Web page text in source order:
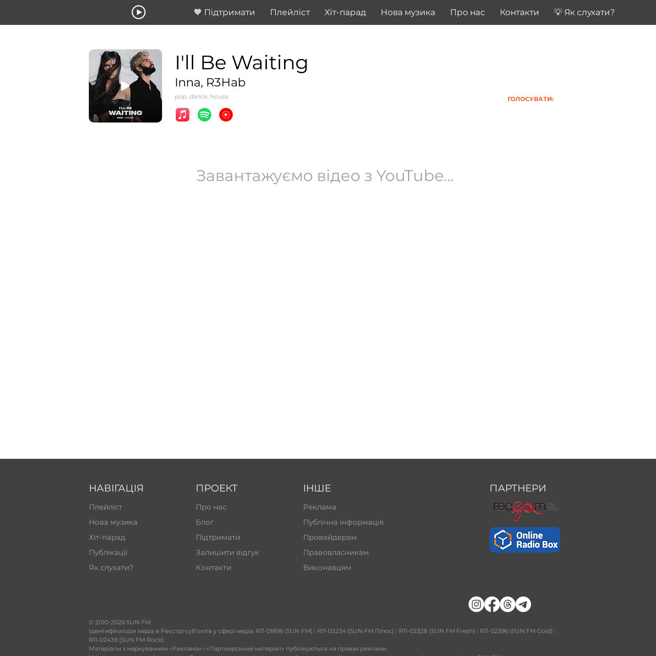
🧡 Підтримати Плейліст Хіт-парад Нова музика Про нас Контакти 💡 Як слухати?
I'll Be Waiting
Inna, R3Hab
pop, dance, house
Завантажуємо відео з YouTube...
ГОЛОСУВАТИ:
НАВІГАЦІЯ
Плейліст
Нова музика
Хіт-парад
Публікації
Як слухати?
ПРОЕКТ
Про нас
Блог
Підтримати
Залишити відгук
Контакти
ІНШЕ
Реклама
Публічна інформація
Провайдерам
Правовласникам
Виконавцям
ПАРТНЕРИ
​© 2010-2026 SUN FM.
Ідентифікатори медіа в Реєстрі суб’єктів у сфері медіа: R11-01896 (SUN FM) | R11-02234 (SUN FM Плюс) | R11-02328 (SUN FM Fresh) | R11-02396 (SUN FM Gold) |
R11-02439 (SUN FM Rock).
Матеріали з маркуванням «Реклама» і «Партнерський матеріал» публікуються на правах реклами.